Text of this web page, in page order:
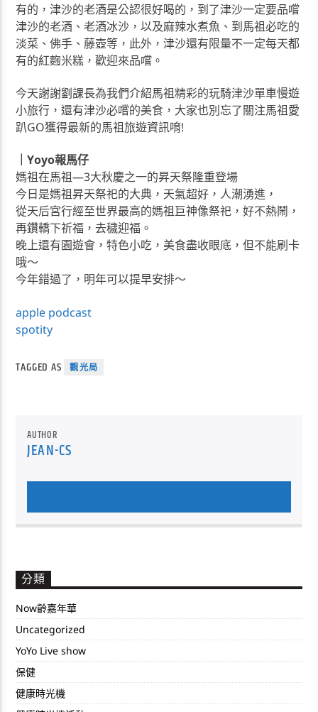
有的，津沙的老酒是公認很好喝的，到了津沙一定要品嚐
津沙的老酒、老酒冰沙，以及麻辣水煮魚、到馬祖必吃的
淡菜、佛手、藤壺等，此外，津沙還有限量不一定每天都
有的紅麴米糕，歡迎來品嚐。
今天謝謝劉課長為我們介紹馬祖精彩的玩騎津沙單車慢遊
小旅行，還有津沙必嚐的美食，大家也別忘了關注馬祖愛
趴GO獲得最新的馬祖旅遊資訊唷!
｜Yoyo報馬仔
媽祖在馬祖—3大秋慶之一的昇天祭隆重登場
今日是媽祖昇天祭祀的大典，天氣超好，人潮湧進，
從天后宮行經至世界最高的媽祖巨神像祭祀，好不熱鬧，
再鑽轎下祈福，去穢迎福。
晚上還有園遊會，特色小吃，美食盡收眼底，但不能刷卡
哦～
今年錯過了，明年可以提早安排～
apple podcast
spotity
TAGGED AS 觀光局
AUTHOR
JEAN-CS
分類
Now齡嘉年華
Uncategorized
YoYo Live show
保健
健康時光機